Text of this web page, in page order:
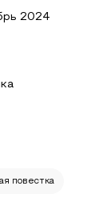
2024
повестка